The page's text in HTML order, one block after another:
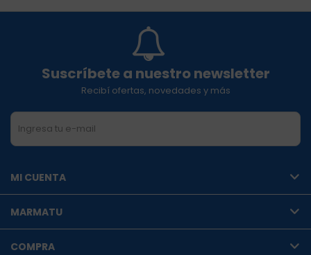
Suscríbete a nuestro newsletter
Recibí ofertas, novedades y más
MI CUENTA
MARMATU
COMPRA